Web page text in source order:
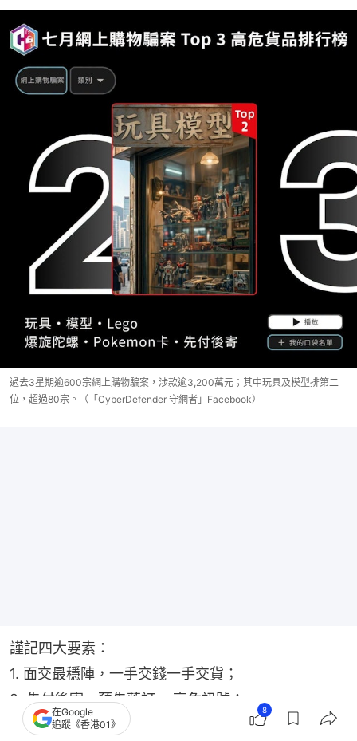
過去3星期逾600宗網上購物騙案，涉款逾3,200萬元；其中玩具及模型排第二
位，超過80宗。（「CyberDefender 守網者」Facebook）
謹記四大要素：
1. 面交最穩陣，一手交錢一手交貨；
2. 先付後寄、預先落訂 = 高危訊號；
3. 留意賣家帳戶開設日期及交易紀錄，如新帳戶兼價
在Google
追蹤《香港01》
8